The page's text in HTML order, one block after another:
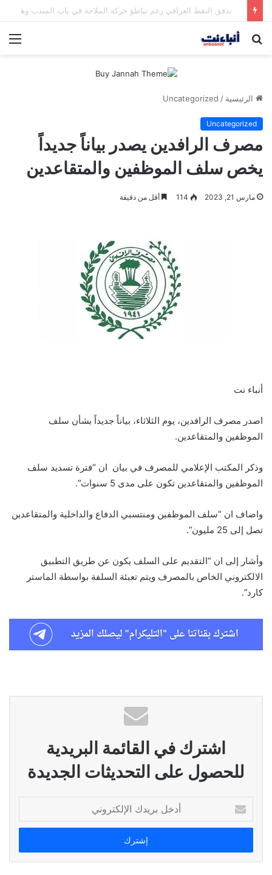
مقتل شخصين وإصابة 5 في إطلاق نار بمهرجان بمدينة سياتل الأميركية
بحث
الرئيسية /
Uncategorized
Uncategorized
مصرف الرافدين يصدر بياناً جديداً
يخص سلف الموظفين والمتقاعدين
مارس 21, 2023 114 أقل من دقيقة
أنباء نت
اصدر مصرف الرافدين، يوم الثلاثاء، بياناً جديداً بشأن سلف
الموظفين والمتقاعدين.
وذكر المكتب الإعلامي للمصرف في بيان ان “فترة تسديد سلف
الموظفين والمتقاعدين تكون على مدى 5 سنوات”.
واضاف ان “سلف الموظفين ومنتسبي الدفاع والداخلية والمتقاعدين
تصل إلى 25 مليون“.
وأشار إلى ان “التقديم على السلف يكون عن طريق التطبيق
الالكتروني الخاص بالمصرف ويتم تعبئة السلفة بواسطة الماستر
كارد”.
اشترك في القائمة البريدية
للحصول على التحديثات الجديدة
بريدك
الإلكتروني